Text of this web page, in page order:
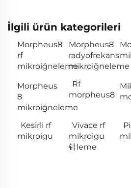
İlgili ürün kategorileri
Morpheus8
rf
mikroiğneleme
Morpheus8
radyofrekans
mikroiğneleme
Morpheus
8
mikroiğneleme
Rf
morpheus8
Kesirli rf
mikroigu
Vivace rf
mikroigu
针leme